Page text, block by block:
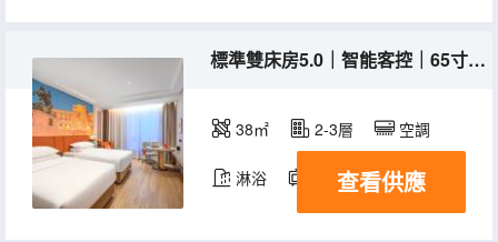
標準雙床房5.0｜智能客控｜65寸投屏電視｜零壓床墊
38㎡ 2-3層 空調
淋浴 電視機
查看供應